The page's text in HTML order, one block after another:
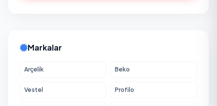
Markalar
Arçelik Beko
Vestel Profilo